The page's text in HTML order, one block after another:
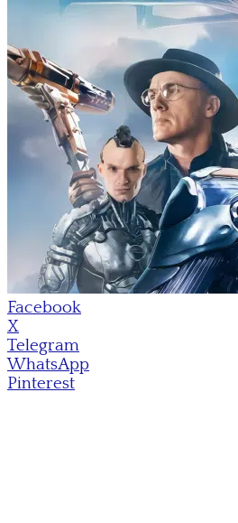
Facebook
X
Telegram
WhatsApp
Pinterest